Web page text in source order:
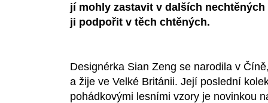
jí mohly zastavit v dalších
ji podpořit v těch chtěných.
Designérka Sian Zeng se narodila v
a žije ve Velké Británii. Její poslední
pohádkovými lesními vzory je novinkou